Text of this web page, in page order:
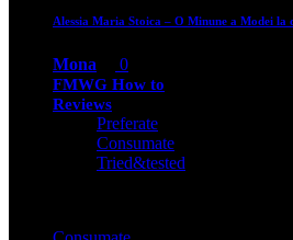
Alessia Maria Stoica – O Minune a Modei la
Mona 0
FMWG How to
Reviews
Preferate
Consumate
Tried&tested